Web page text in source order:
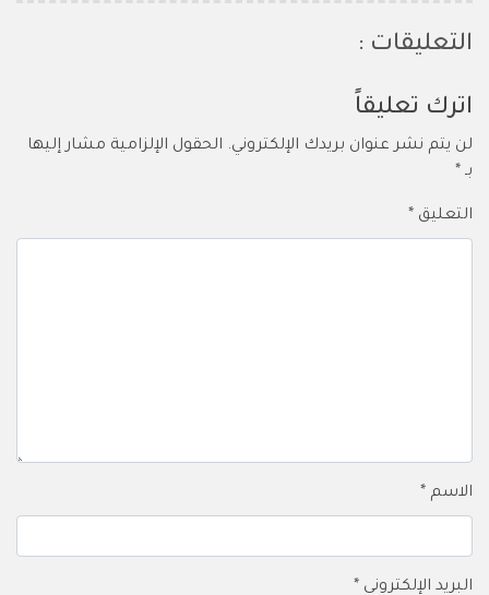
التعليقات :
اترك تعليقاً
لن يتم نشر عنوان بريدك الإلكتروني. الحقول الإلزامية مشار إليها
بـ *
التعليق *
الاسم *
البريد الإلكتروني *